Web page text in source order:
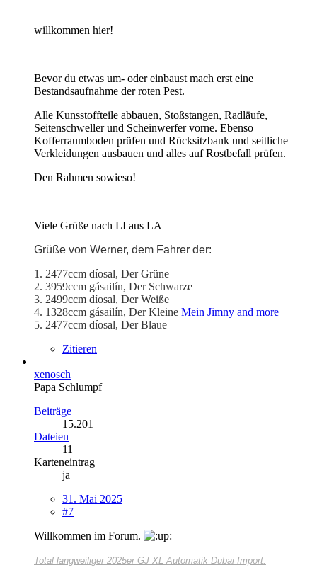
willkommen hier!
Bevor du etwas um- oder einbaust mach erst eine
Bestandsaufnahme der roten Pest.
Alle Kunsstoffteile abbauen, Stoßstangen, Radläufe,
Seitenschweller und Scheinwerfer vorne. Ebenso
Kofferraumboden prüfen und Rücksitzbank und seitliche
Verkleidungen ausbauen und alles auf Rostbefall prüfen.
Den Rahmen sowieso!
Viele Grüße nach LI aus LA
Grüße von Werner, dem Fahrer der:
1. 2477ccm díosal, Der Grüne
2. 3959ccm gásailín, Der Schwarze
3. 2499ccm díosal, Der Weiße
4. 1328ccm gásailín, Der Kleine Mein Jimny and more
5. 2477ccm díosal, Der Blaue
Zitieren
xenosch
Papa Schlumpf
Beiträge
15.201
Dateien
11
Karteneintrag
ja
31. Mai 2025
#7
Willkommen im Forum.
Total langweiliger 2025er GJ XL Automatik Dubai Import: